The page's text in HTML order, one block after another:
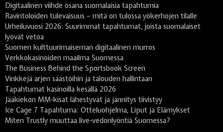
Digitaalinen viihde osana suomalaisia tapahtumia
Ravintoloiden tulevaisuus – mitä on tulossa yökerhojen tilalle
Urheiluvuosi 2026: Suurimmat tapahtumat, joista suomalaiset
lyövät vetoa
Suomen kulttuurimaiseman digitaalinen murros
Verkkokasinoiden maailma Suomessa
The Business Behind the Sportsbook Screen
Vinkkejä arjen säästöihin ja talouden hallintaan
Tapahtumat kasinoilla kesällä 2026
Jääkiekon MM-kisat lähestyvät ja jännitys tiivistyy
Ice Cage 7 Tapahtuma: Otteluohjelma, Liput ja Elämykset
Miten Trustly muuttaa live-vedonlyöntiä Suomessa?